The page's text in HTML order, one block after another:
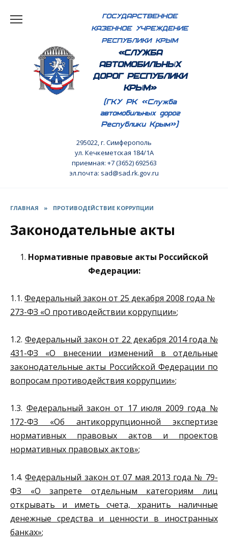
ГОСУДАРСТВЕННОЕ
КАЗЕННОЕ УЧРЕЖДЕНИЕ
РЕСПУБЛИКИ КРЫМ
«СЛУЖБА
АВТОМОБИЛЬНЫХ
ДОРОГ РЕСПУБЛИКИ
КРЫМ»
(ГКУ РК «Служба
автомобильных дорог
Республики Крым»)
295022, г. Симферополь
ул. Кечкеметская 184/1А
приемная: +7 (3652) 692563
эл.почта: sad@sad.rk.gov.ru
ГЛАВНАЯ » ПРОТИВОДЕЙСТВИЕ КОРРУПЦИИ
Законодательные акты
1. Нормативные правовые акты Российской
Федерации:
1.1. Федеральный закон от 25 декабря 2008 года №
273-ФЗ «О противодействии коррупции»;
1.2. Федеральный закон от 22 декабря 2014 года №
431-ФЗ «О внесении изменений в отдельные
законодательные акты Российской Федерации по
вопросам противодействия коррупции»;
1.3. Федеральный закон от 17 июля 2009 года №
172-ФЗ «Об антикоррупционной экспертизе
нормативных правовых актов и проектов
нормативных правовых актов»;
1.4.Федеральный закон от 07 мая 2013 года № 79-
ФЗ «О запрете отдельным категориям лиц
открывать и иметь счета, хранить наличные
денежные средства и ценности в иностранных
банках»;